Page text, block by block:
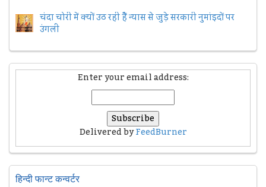
चंदा चोरी में क्यों उठ रही हैैं न्यास से जुड़े सरकारी नुमांइदों पर
उंगली
Enter your email address:
Delivered byFeedBurner
हिन्दी फान्ट कन्वर्टर